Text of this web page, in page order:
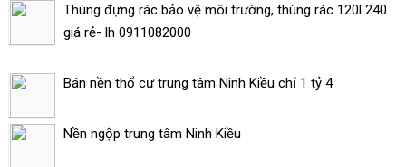
Thùng đựng rác bảo vệ môi trường, thùng rác 120l 240
giá rẻ- lh 0911082000
Bán nền thổ cư trung tâm Ninh Kiều chỉ 1 tỷ 4
Nền ngộp trung tâm Ninh Kiều